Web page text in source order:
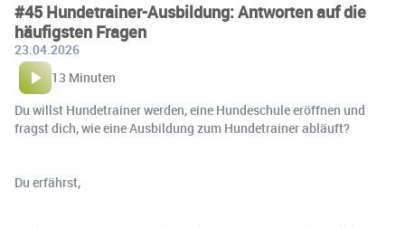
#45 Hundetrainer-Ausbildung: Antworten auf die
häufigsten Fragen
23.04.2026
13 Minuten
Du willst Hundetrainer werden, eine Hundeschule eröffnen und
fragst dich, wie eine Ausbildung zum Hundetrainer abläuft?
Du erfährst,